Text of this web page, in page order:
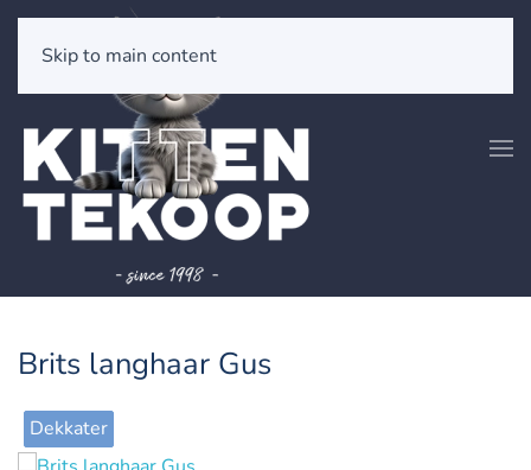
Skip to main content
Brits langhaar Gus
Dekkater